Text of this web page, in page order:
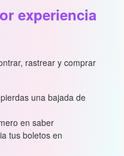
experiencia
rastrear y comprar
una bajada de
en saber
tus boletos en